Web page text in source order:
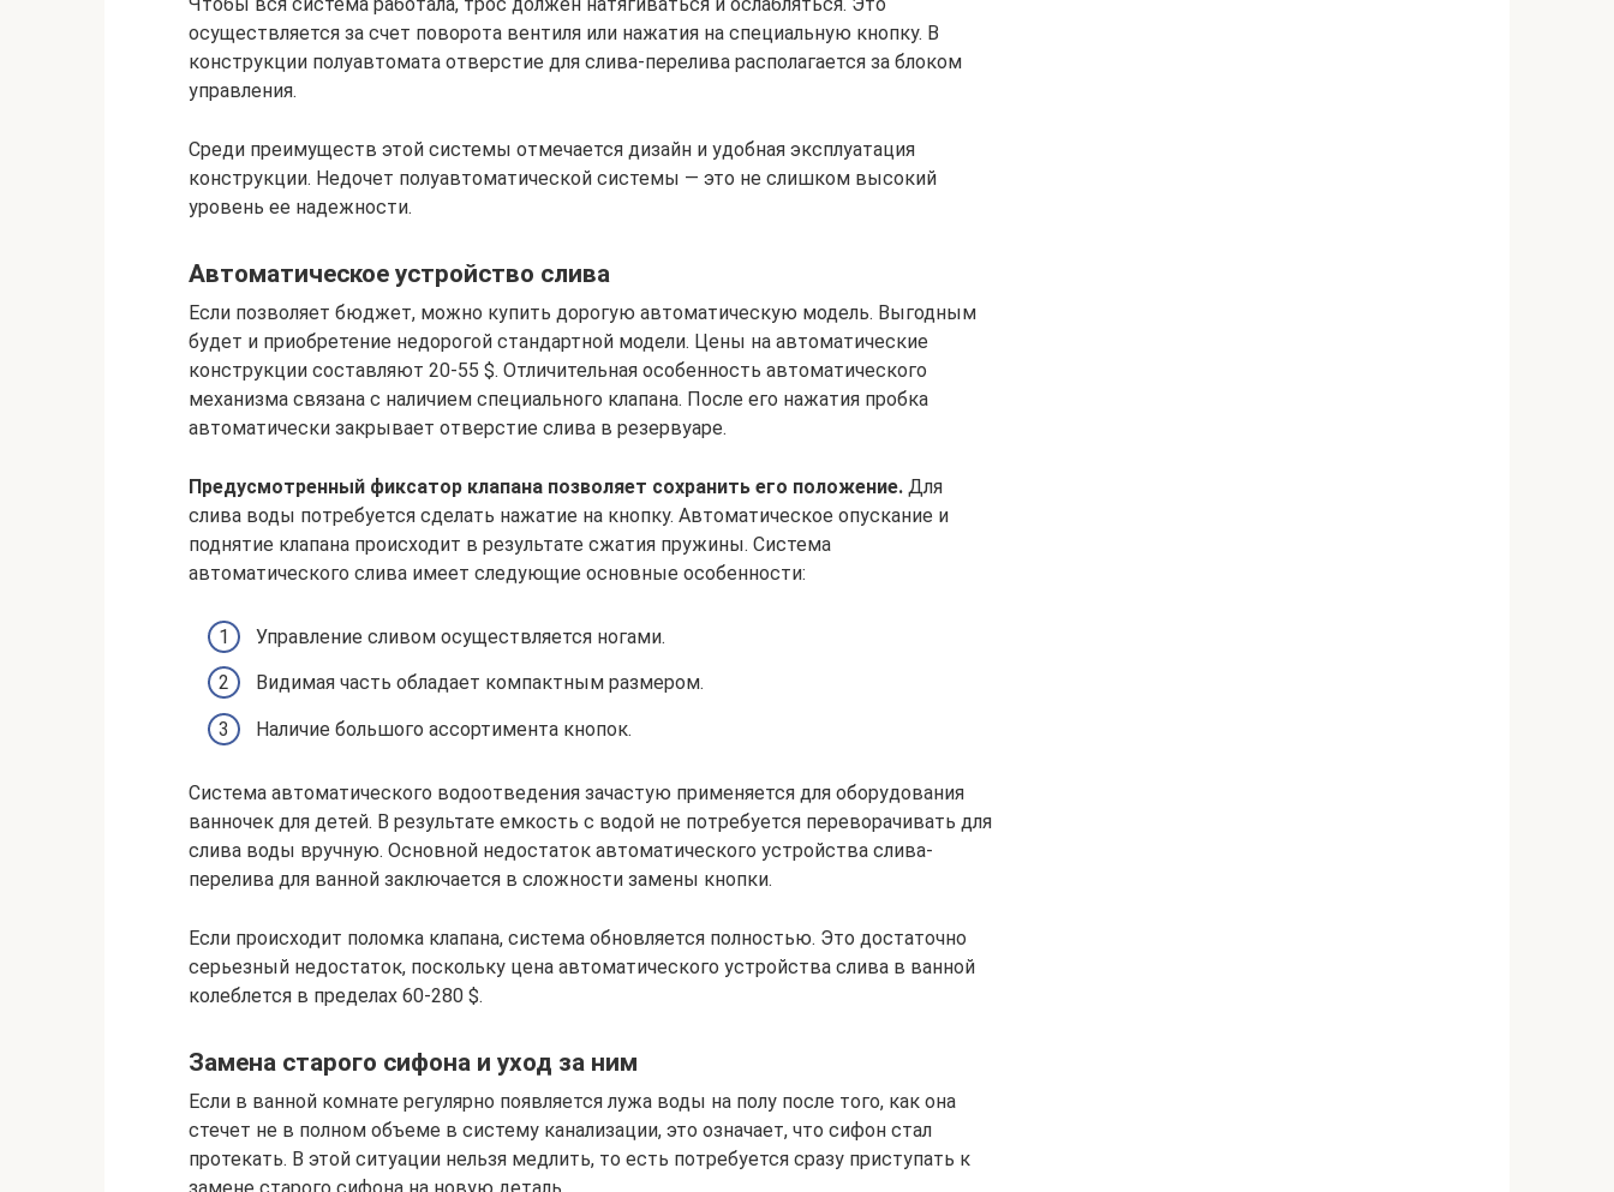
Чтобы вся система работала, трос должен натягиваться и ослабляться. Это
осуществляется за счет поворота вентиля или нажатия на специальную кнопку. В
конструкции полуавтомата отверстие для слива-перелива располагается за блоком
управления.
Среди преимуществ этой системы отмечается дизайн и удобная эксплуатация
конструкции. Недочет полуавтоматической системы — это не слишком высокий
уровень ее надежности.
Автоматическое устройство слива
Если позволяет бюджет, можно купить дорогую автоматическую модель. Выгодным
будет и приобретение недорогой стандартной модели. Цены на автоматические
конструкции составляют 20-55 $. Отличительная особенность автоматического
механизма связана с наличием специального клапана. После его нажатия пробка
автоматически закрывает отверстие слива в резервуаре.
Предусмотренный фиксатор клапана позволяет сохранить его положение. Для
слива воды потребуется сделать нажатие на кнопку. Автоматическое опускание и
поднятие клапана происходит в результате сжатия пружины. Система
автоматического слива имеет следующие основные особенности:
Управление сливом осуществляется ногами.
Видимая часть обладает компактным размером.
Наличие большого ассортимента кнопок.
Система автоматического водоотведения зачастую применяется для оборудования
ванночек для детей. В результате емкость с водой не потребуется переворачивать для
слива воды вручную. Основной недостаток автоматического устройства слива-
перелива для ванной заключается в сложности замены кнопки.
Если происходит поломка клапана, система обновляется полностью. Это достаточно
серьезный недостаток, поскольку цена автоматического устройства слива в ванной
колеблется в пределах 60-280 $.
Замена старого сифона и уход за ним
Если в ванной комнате регулярно появляется лужа воды на полу после того, как она
стечет не в полном объеме в систему канализации, это означает, что сифон стал
протекать. В этой ситуации нельзя медлить, то есть потребуется сразу приступать к